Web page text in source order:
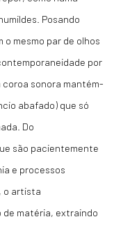
Posando
mesmo par de olhos
por
coroa sonora mantém-
abafado) que só
Do
são pacientemente
e processos
o artista
de matéria, extraindo